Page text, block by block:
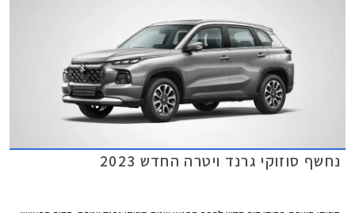
נחשף סוזוקי גרנד ויטרה החדש 2023